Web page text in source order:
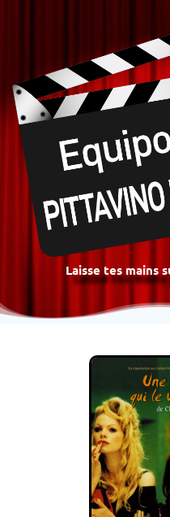
Laisse tes mains